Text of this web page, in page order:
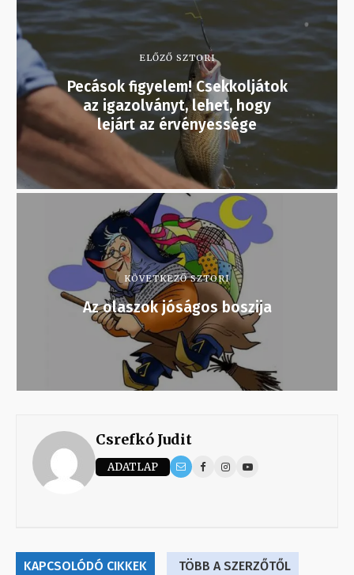
ELŐZŐ SZTORI
Pecások figyelem! Csekkoljátok
az igazolványt, lehet, hogy
lejárt az érvényessége
KÖVETKEZŐ SZTORI
Az olaszok jóságos boszija
Csrefkó Judit
ADATLAP
KAPCSOLÓDÓ CIKKEK TÖBB A SZERZŐTŐL